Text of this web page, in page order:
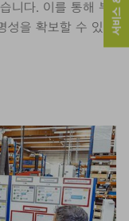
니다. 이를 통해 부
성을 확보할 수 있습